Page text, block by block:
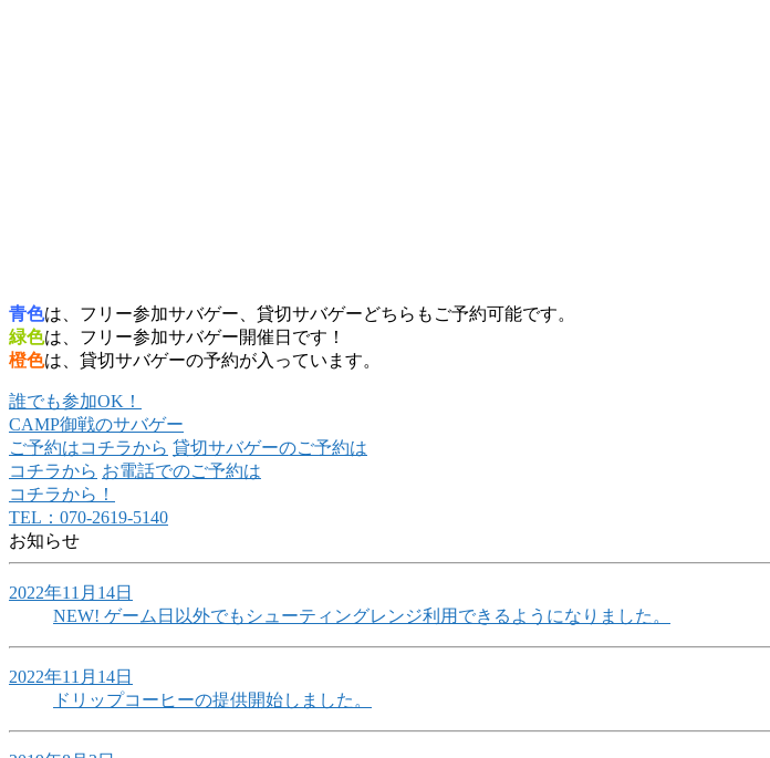
青色は、フリー参加サバゲー、貸切サバゲーどちらもご予約可能です。
緑色は、フリー参加サバゲー開催日です！
橙色は、貸切サバゲーの予約が入っています。
誰でも参加OK！
CAMP御戦のサバゲー
ご予約はコチラから 貸切サバゲーのご予約は
コチラから お電話でのご予約は
コチラから！
TEL：070-2619-5140
お知らせ
2022年11月14日
NEW! ゲーム日以外でもシューティングレンジ利用できるようになりました。
2022年11月14日
ドリップコーヒーの提供開始しました。